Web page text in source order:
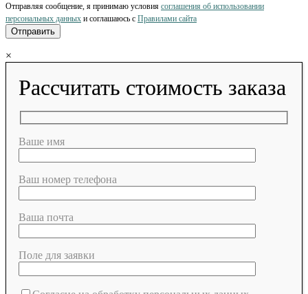
Отправляя сообщение, я принимаю условия соглашения об использовании
персональных данных и соглашаюсь с Правилами сайта
×
Рассчитать стоимость заказа
Ваше имя
Ваш номер телефона
Ваша почта
Поле для заявки